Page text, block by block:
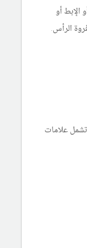
الإبط أو
الرأس.
علامات